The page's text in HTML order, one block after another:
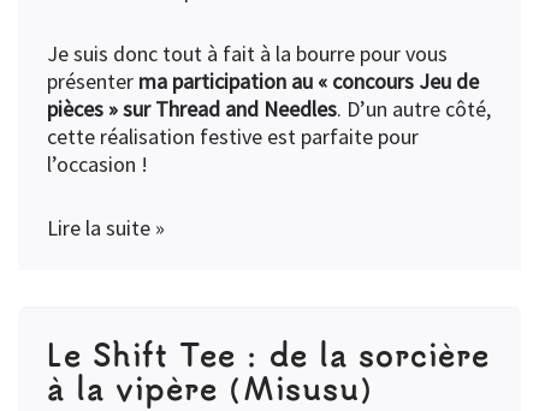
Je suis donc tout à fait à la bourre pour vous
présenter ma participation au « concours Jeu de
pièces » sur Thread and Needles. D’un autre côté,
cette réalisation festive est parfaite pour
l’occasion !
Lire la suite »
Le Shift Tee : de la sorcière
à la vipère (Misusu)